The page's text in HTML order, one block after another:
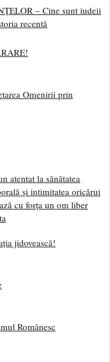
– Cine sunt iudeii
recentă
Omenirii prin
atentat la sănătatea
și intimitatea oricărui
cu forța un om liber
jidovească!
Românesc